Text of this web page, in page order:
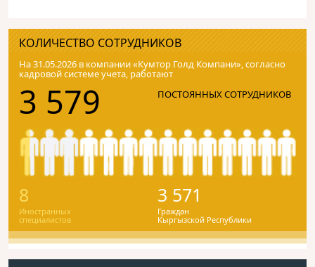
КОЛИЧЕСТВО СОТРУДНИКОВ
На 31.05.2026 в компании «Кумтор Голд Компани», согласно
кадровой системе учета, работают
3 579 ПОСТОЯННЫХ СОТРУДНИКОВ
8
Иностранных
специалистов
3 571
Граждан
Кыргызской Республики